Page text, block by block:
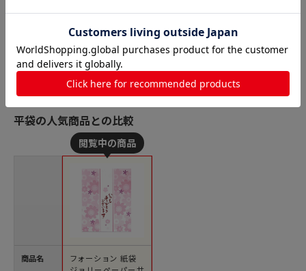
平袋の人気商品との比較
商品名
フォーション 紙袋